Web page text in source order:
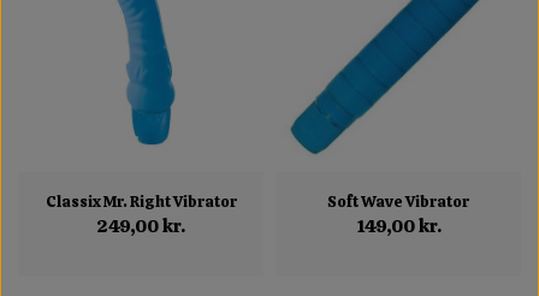
Classix Mr. Right Vibrator
249,00 kr.
Soft Wave Vibrator
149,00 kr.